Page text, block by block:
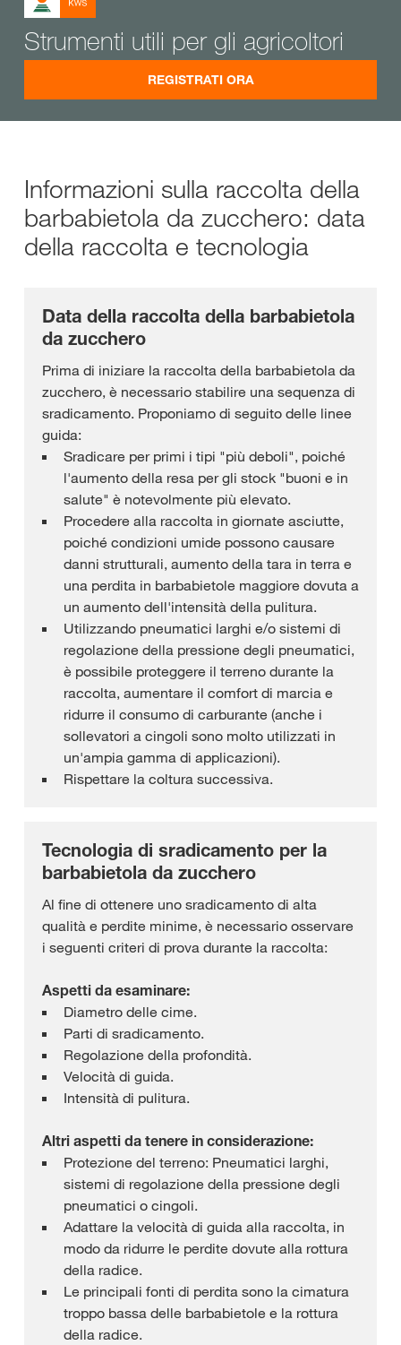
Strumenti utili per gli agricoltori
REGISTRATI ORA
Informazioni sulla raccolta della
barbabietola da zucchero: data
della raccolta e tecnologia
Data della raccolta della barbabietola
da zucchero
Prima di iniziare la raccolta della barbabietola da
zucchero, è necessario stabilire una sequenza di
sradicamento. Proponiamo di seguito delle linee
guida:
Sradicare per primi i tipi "più deboli", poiché
l'aumento della resa per gli stock "buoni e in
salute" è notevolmente più elevato.
Procedere alla raccolta in giornate asciutte,
poiché condizioni umide possono causare
danni strutturali, aumento della tara in terra e
una perdita in barbabietole maggiore dovuta a
un aumento dell'intensità della pulitura.
Utilizzando pneumatici larghi e/o sistemi di
regolazione della pressione degli pneumatici,
è possibile proteggere il terreno durante la
raccolta, aumentare il comfort di marcia e
ridurre il consumo di carburante (anche i
sollevatori a cingoli sono molto utilizzati in
un'ampia gamma di applicazioni).
Rispettare la coltura successiva.
Tecnologia di sradicamento per la
barbabietola da zucchero
Al fine di ottenere uno sradicamento di alta
qualità e perdite minime, è necessario osservare
i seguenti criteri di prova durante la raccolta:
Aspetti da esaminare:
Diametro delle cime.
Parti di sradicamento.
Regolazione della profondità.
Velocità di guida.
Intensità di pulitura.
Altri aspetti da tenere in considerazione:
Protezione del terreno: Pneumatici larghi,
sistemi di regolazione della pressione degli
pneumatici o cingoli.
Adattare la velocità di guida alla raccolta, in
modo da ridurre le perdite dovute alla rottura
della radice.
Le principali fonti di perdita sono la cimatura
troppo bassa delle barbabietole e la rottura
della radice.